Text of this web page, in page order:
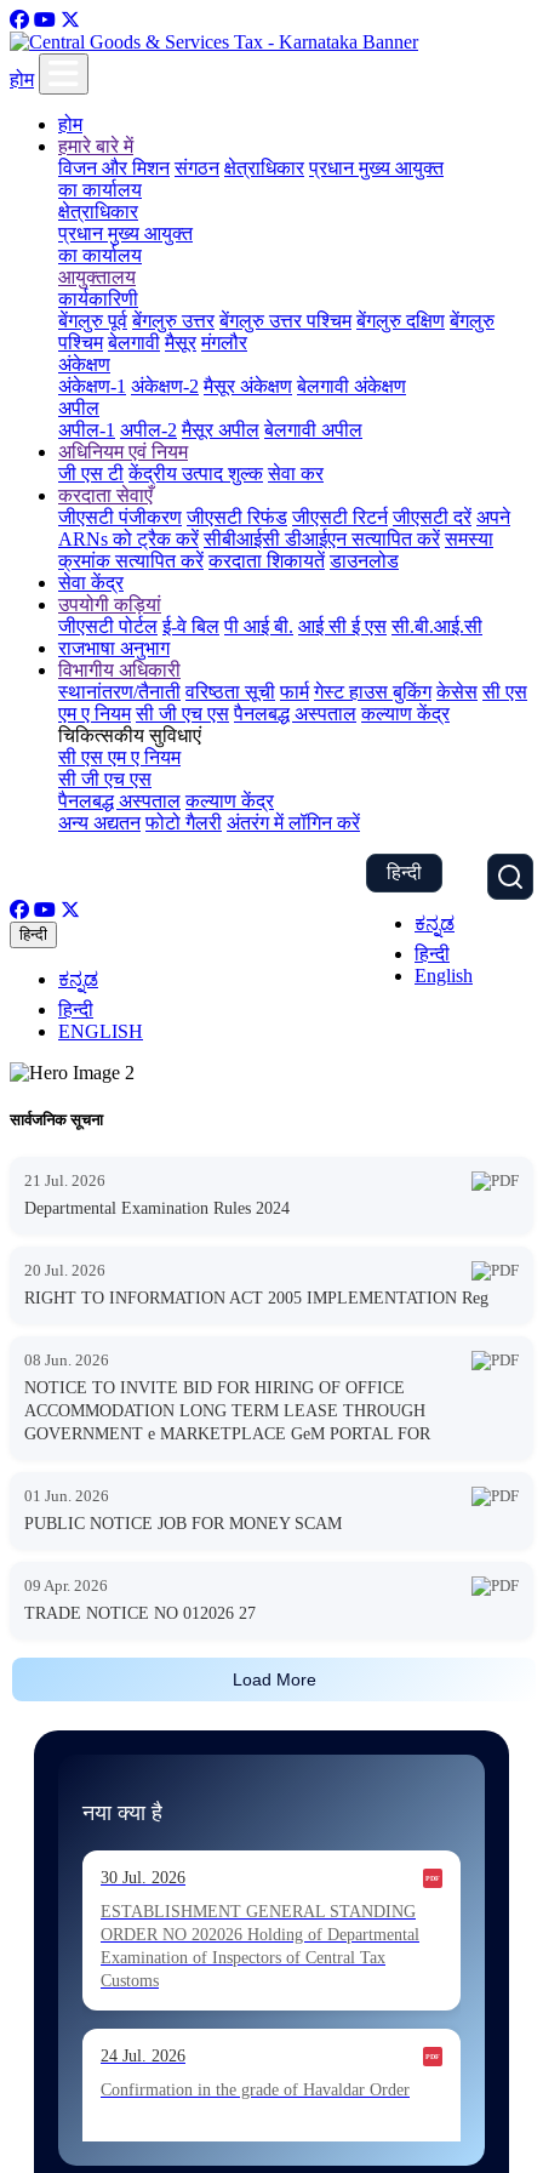
होम
होम
हमारे बारे में
विजन और मिशन संगठन क्षेत्राधिकार प्रधान मुख्य आयुक्त
का कार्यालय
क्षेत्राधिकार
प्रधान मुख्य आयुक्त
का कार्यालय
आयुक्तालय
कार्यकारिणी
बेंगलुरु पूर्व बेंगलुरु उत्तर बेंगलुरु उत्तर पश्चिम बेंगलुरु दक्षिण बेंगलुरु
पश्चिम बेलगावी मैसूर मंगलौर
अंकेक्षण
अंकेक्षण-1 अंकेक्षण-2 मैसूर अंकेक्षण बेलगावी अंकेक्षण
अपील
अपील-1 अपील-2 मैसूर अपील बेलगावी अपील
अधिनियम एवं नियम
जी एस टी केंद्रीय उत्पाद शुल्क सेवा कर
करदाता सेवाएँ
जीएसटी पंजीकरण जीएसटी रिफंड जीएसटी रिटर्न जीएसटी दरें अपने
ARNs को ट्रैक करें सीबीआईसी डीआईएन सत्यापित करें समस्या
क्रमांक सत्यापित करें करदाता शिकायतें डाउनलोड
सेवा केंद्र
उपयोगी कड़ियां
जीएसटी पोर्टल ई-वे बिल पी आई बी. आई सी ई एस सी.बी.आई.सी
राजभाषा अनुभाग
विभागीय अधिकारी
स्थानांतरण/तैनाती वरिष्ठता सूची फार्म गेस्ट हाउस बुकिंग केसेस सी एस
एम ए नियम सी जी एच एस पैनलबद्ध अस्पताल कल्याण केंद्र
चिकित्सकीय सुविधाएं
सी एस एम ए नियम
सी जी एच एस
पैनलबद्ध अस्पताल कल्याण केंद्र
अन्य अद्यतन फोटो गैलरी अंतरंग में लॉगिन करें
हिन्दी
ಕನ್ನಡ
हिन्दी
English
हिन्दी
ಕನ್ನಡ
हिन्दी
ENGLISH
सार्वजनिक सूचना
21 Jul. 2026
Departmental Examination Rules 2024
20 Jul. 2026
RIGHT TO INFORMATION ACT 2005 IMPLEMENTATION Reg
08 Jun. 2026
NOTICE TO INVITE BID FOR HIRING OF OFFICE
ACCOMMODATION LONG TERM LEASE THROUGH
GOVERNMENT e MARKETPLACE GeM PORTAL FOR
01 Jun. 2026
PUBLIC NOTICE JOB FOR MONEY SCAM
09 Apr. 2026
TRADE NOTICE NO 012026 27
Load More
नया क्या है
30 Jul. 2026
ESTABLISHMENT GENERAL STANDING
ORDER NO 202026 Holding of Departmental
Examination of Inspectors of Central Tax
Customs
24 Jul. 2026
Confirmation in the grade of Havaldar Order